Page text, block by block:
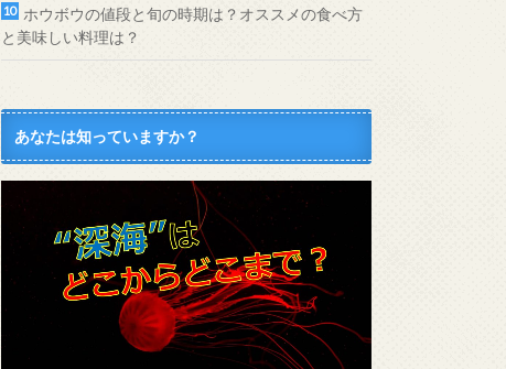
ホウボウの値段と旬の時期は？オススメの食べ方
と美味しい料理は？
あなたは知っていますか？